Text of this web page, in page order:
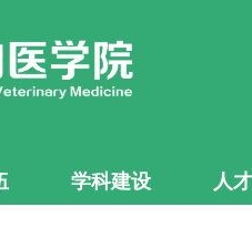
学科建设 人